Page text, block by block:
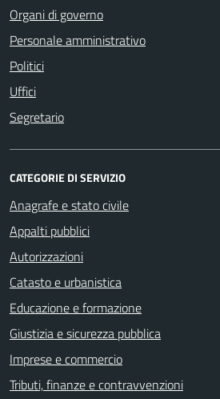
Organi di governo
Personale amministrativo
Politici
Uffici
Segretario
CATEGORIE DI SERVIZIO
Anagrafe e stato civile
Appalti pubblici
Autorizzazioni
Catasto e urbanistica
Educazione e formazione
Giustizia e sicurezza pubblica
Imprese e commercio
Tributi, finanze e contravvenzioni